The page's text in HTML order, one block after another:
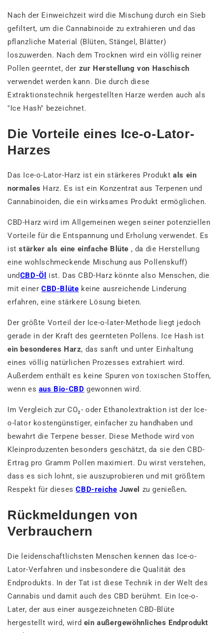
Nach der Einweichzeit wird die Mischung durch ein Sieb
gefiltert, um die Cannabinoide zu extrahieren und das
pflanzliche Material (Blüten, Stängel, Blätter)
loszuwerden. Nach dem Trocknen wird ein völlig reiner
Pollen geerntet, der zur Herstellung von Haschisch
verwendet werden kann. Die durch diese
Extraktionstechnik hergestellten Harze werden auch als
"Ice Hash" bezeichnet.
Die Vorteile eines Ice-o-Lator-
Harzes
Das Ice-o-Lator-Harz ist ein stärkeres Produkt als ein
normales Harz. Es ist ein Konzentrat aus Terpenen und
Cannabinoiden, die ein wirksames Produkt ermöglichen.
CBD-Harz wird im Allgemeinen wegen seiner potenziellen
Vorteile für die Entspannung und Erholung verwendet. Es
iststärker als eine einfache Blüte , da die Herstellung
eine wohlschmeckende Mischung aus Pollenskuff)
undCBD-Öl
ist. Das CBD-Harz könnte also Menschen, die
mit einer CBD-Blüte keine ausreichende Linderung
erfahren, eine stärkere Lösung bieten.
Der größte Vorteil der Ice-o-later-Methode liegt jedoch
gerade in der Kraft des geernteten Pollens. Ice Hash ist
ein besonderes Harz, das sanft und unter Einhaltung
eines völlig natürlichen Prozesses extrahiert wird.
Außerdem enthält es keine Spuren von toxischen Stoffen,
wenn es aus Bio-CBD gewonnen wird.
Im Vergleich zur CO₂- oder Ethanolextraktion ist der Ice-
o-lator kostengünstiger, einfacher zu handhaben und
bewahrt die Terpene besser. Diese Methode wird von
Kleinproduzenten besonders geschätzt, da sie den CBD-
Ertrag pro Gramm Pollen maximiert. Du wirst verstehen,
dass es sich lohnt, sie auszuprobieren und mit größtem
Respekt für dieses CBD-reiche Juwel zu genießen.
Rückmeldungen von
Verbrauchern
Die leidenschaftlichsten Menschen kennen das Ice-o-
Lator-Verfahren und insbesondere die Qualität des
Endprodukts. In der Tat ist diese Technik in der Welt des
Cannabis und damit auch des CBD berühmt. Ein Ice-o-
Later, der aus einer ausgezeichneten CBD-Blüte
hergestellt wird, wird ein außergewöhnliches Endprodukt